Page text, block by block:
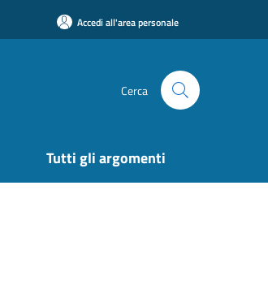
Accedi all'area personale
Cerca
Tutti gli argomenti